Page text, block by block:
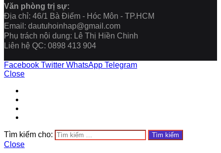
Văn phòng trị sự:
Địa chỉ: 46/1 Bà Điểm - Hóc Môn - TP.HCM
Email: dautuhoinhap@gmail.com
Phụ trách nội dung: Lê Thị Hiền Chinh
Liên hệ QC: 0898 413 904
Facebook Twitter WhatsApp Telegram
Close
Tìm kiếm cho:
Close